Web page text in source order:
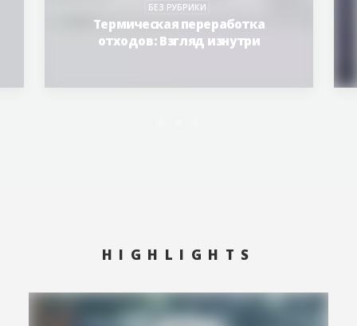
БЕЗ РУБРИКИ
Термическая переработка
отходов: Взгляд изнутри
HIGHLIGHTS